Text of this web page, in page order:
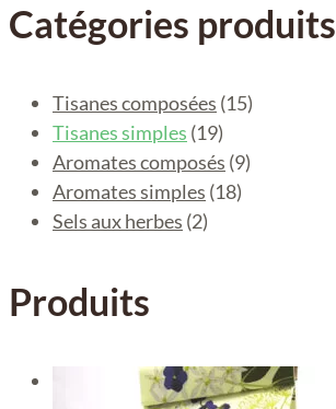
Catégories produits
Tisanes composées (15)
Tisanes simples (19)
Aromates composés (9)
Aromates simples (18)
Sels aux herbes (2)
Produits